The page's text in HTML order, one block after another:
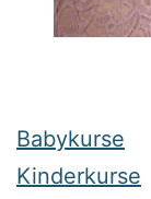
Babykurse
Kinderkurse